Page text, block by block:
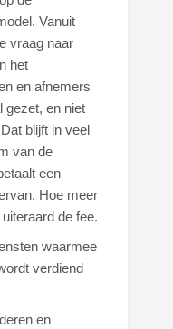
Vanuit
vraag naar
het
en afnemers
gezet, en niet
blijft in veel
van de
een
Hoe meer
de fee.
waarmee
verdiend
en